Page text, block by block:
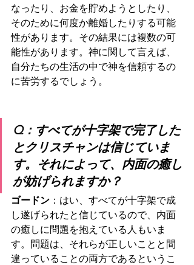
なったり、お金を貯めようとしたり、
そのために何度か離婚したりする可能
性があります。その結果には複数の可
能性があります。神に関して言えば、
自分たちの生活の中で神を信頼するの
に苦労するでしょう。
Q：すべてが十字架で完了した
とクリスチャンは信じていま
す。それによって、内面の癒し
が妨げられますか？
ゴードン ：はい、すべてが十字架で成
し遂げられたと信じているので、内面
の癒しに問題を抱えている人もいま
す。問題は、それらが正しいことと間
違っていることの両方であるというこ